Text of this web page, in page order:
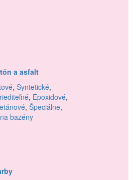
a asfalt
, Syntetické,
, Epoxidové,
, Špeciálne,
bazény